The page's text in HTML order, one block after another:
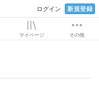
ログイン 新規登録
マイページ その他